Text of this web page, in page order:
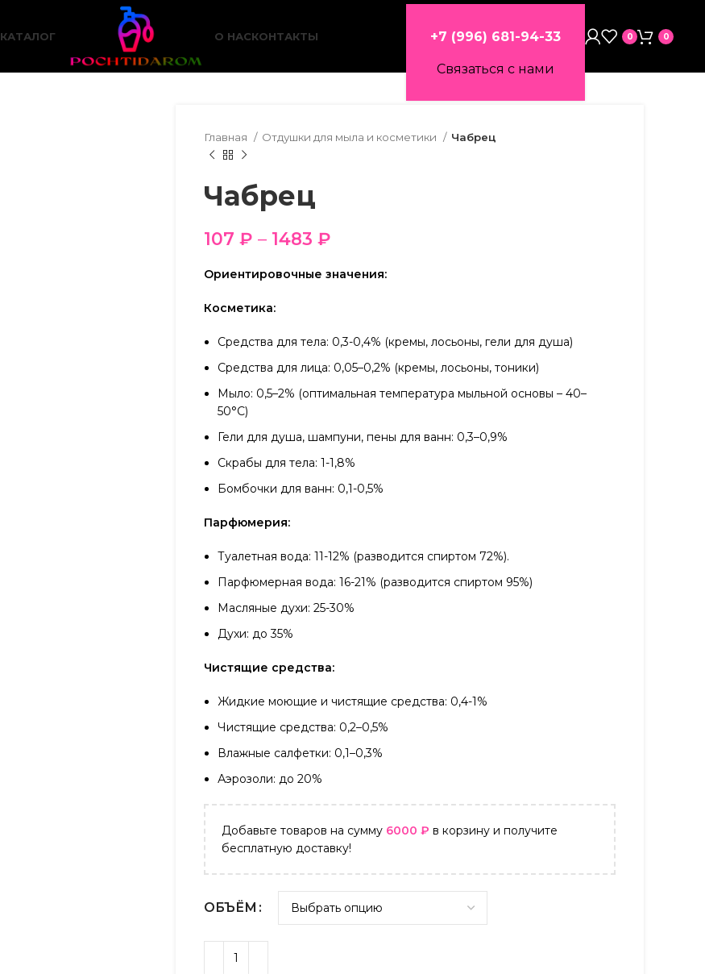
КАТАЛОГ О НАСКОНТАКТЫ +7 (996) 681-94-33
Связаться с нами
0 0
Главная Отдушки для мыла и косметики Чабрец
Чабрец
107 ₽ – 1483 ₽
Ориентировочные значения:
Косметика:
Средства для тела: 0,3-0,4% (кремы, лосьоны, гели для душа)
Средства для лица: 0,05–0,2% (кремы, лосьоны, тоники)
Мыло: 0,5–2% (оптимальная температура мыльной основы – 40–
50°С)
Гели для душа, шампуни, пены для ванн: 0,3–0,9%
Скрабы для тела: 1-1,8%
Бомбочки для ванн: 0,1-0,5%
Парфюмерия:
Туалетная вода: 11-12% (разводится спиртом 72%).
Парфюмерная вода: 16-21% (разводится спиртом 95%)
Масляные духи: 25-30%
Духи: до 35%
Чистящие средства:
Жидкие моющие и чистящие средства: 0,4-1%
Чистящие средства: 0,2–0,5%
Влажные салфетки: 0,1–0,3%
Аэрозоли: до 20%
Добавьте товаров на сумму 6000 ₽ в корзину и получите
бесплатную доставку!
ОБЪЁМ